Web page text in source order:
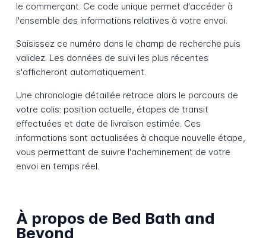
le commerçant. Ce code unique permet d'accéder à
l'ensemble des informations relatives à votre envoi.
Saisissez ce numéro dans le champ de recherche puis
validez. Les données de suivi les plus récentes
s'afficheront automatiquement.
Une chronologie détaillée retrace alors le parcours de
votre colis: position actuelle, étapes de transit
effectuées et date de livraison estimée. Ces
informations sont actualisées à chaque nouvelle étape,
vous permettant de suivre l'acheminement de votre
envoi en temps réel.
À propos de Bed Bath and
Beyond